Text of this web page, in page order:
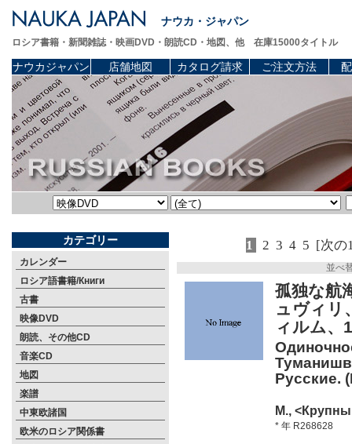
ナウカ・ジャパン
ロシア書籍・新聞雑誌・映画DVD・朗読CD・地図、他 在庫15000タイトル
ナウカジャパン 店舗地図 カタログ請求 ご注文方法
カテゴリー
カレンダー
ロシア語書籍/Книги
古書
映像DVD
朗読、その他CD
音楽CD
地図
楽譜
中東欧諸国
欧米のロシア関係書
1 2 3 4 5 [次の
並べ
孤独な航
ュヴィリ
ィルム、
Русские.
М.,
* 年 R268628